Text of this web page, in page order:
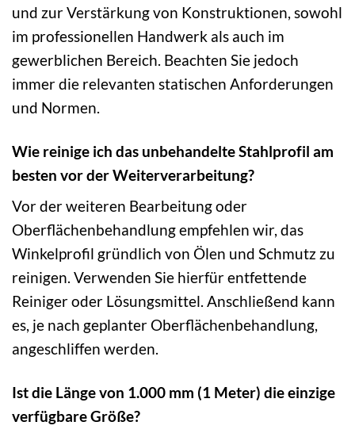
und zur Verstärkung von Konstruktionen, sowohl
im professionellen Handwerk als auch im
gewerblichen Bereich. Beachten Sie jedoch
immer die relevanten statischen Anforderungen
und Normen.
Wie reinige ich das unbehandelte Stahlprofil am
besten vor der Weiterverarbeitung?
Vor der weiteren Bearbeitung oder
Oberflächenbehandlung empfehlen wir, das
Winkelprofil gründlich von Ölen und Schmutz zu
reinigen. Verwenden Sie hierfür entfettende
Reiniger oder Lösungsmittel. Anschließend kann
es, je nach geplanter Oberflächenbehandlung,
angeschliffen werden.
Ist die Länge von 1.000 mm (1 Meter) die einzige
verfügbare Größe?